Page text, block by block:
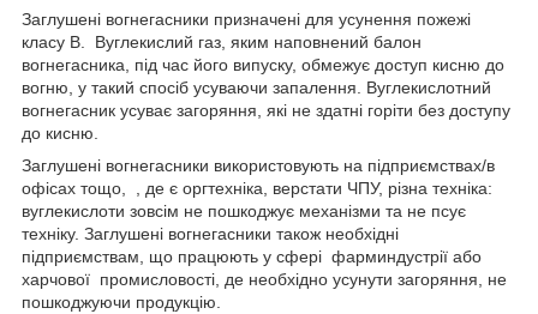
Заглушені вогнегасники призначені для усунення пожежі
класу B. Вуглекислий газ, яким наповнений балон
вогнегасника, під час його випуску, обмежує доступ кисню до
вогню, у такий спосіб усуваючи запалення. Вуглекислотний
вогнегасник усуває загоряння, які не здатні горіти без доступу
до кисню.
Заглушені вогнегасники використовують на підприємствах/в
офісах тощо, , де є оргтехніка, верстати ЧПУ, різна техніка:
вуглекислоти зовсім не пошкоджує механізми та не псує
техніку. Заглушені вогнегасники також необхідні
підприємствам, що працюють у сфері фарминдустрії або
харчової промисловості, де необхідно усунути загоряння, не
пошкоджуючи продукцію.